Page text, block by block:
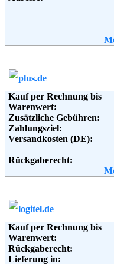
Weiterführende
Soziale Kanäle:
Kauf per Rechnung bis
Warenwert:
Zusätzliche Gebühren:
Zahlungsziel:
Versandkosten (DE):
Rückgaberecht:
Weitere
Kauf per Rechnung bis
Warenwert:
Rückgaberecht:
Lieferung in: